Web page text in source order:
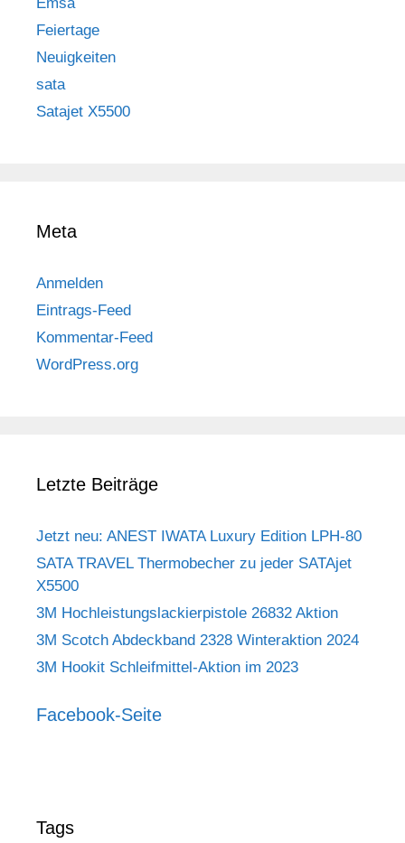
Emsa
Feiertage
Neuigkeiten
sata
Satajet X5500
Meta
Anmelden
Eintrags-Feed
Kommentar-Feed
WordPress.org
Letzte Beiträge
Jetzt neu: ANEST IWATA Luxury Edition LPH-80
SATA TRAVEL Thermobecher zu jeder SATAjet
X5500
3M Hochleistungslackierpistole 26832 Aktion
3M Scotch Abdeckband 2328 Winteraktion 2024
3M Hookit Schleifmittel-Aktion im 2023
Facebook-Seite
Tags